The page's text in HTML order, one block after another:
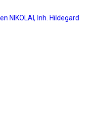
NIKOLAI, Inh. Hildegard